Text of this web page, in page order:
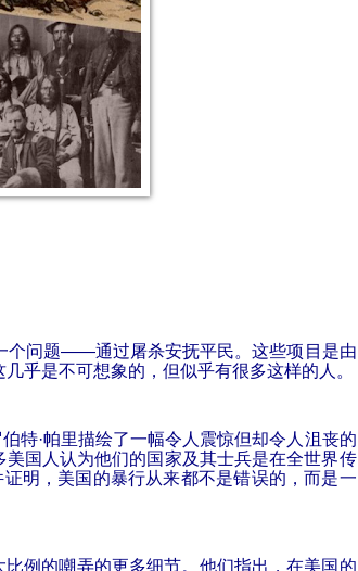
个问题——通过屠杀安抚平民。这些项目是由
乎是不可想象的，但似乎有很多这样的人 。
伯特·帕里描绘了一幅令人震惊但却令人沮丧的
美国人认为他们的国家及其士兵是在全世界传
明，美国的暴行从来都不是错误的，而是一
比例的嘲弄的更多细节。他们指出，在美国的